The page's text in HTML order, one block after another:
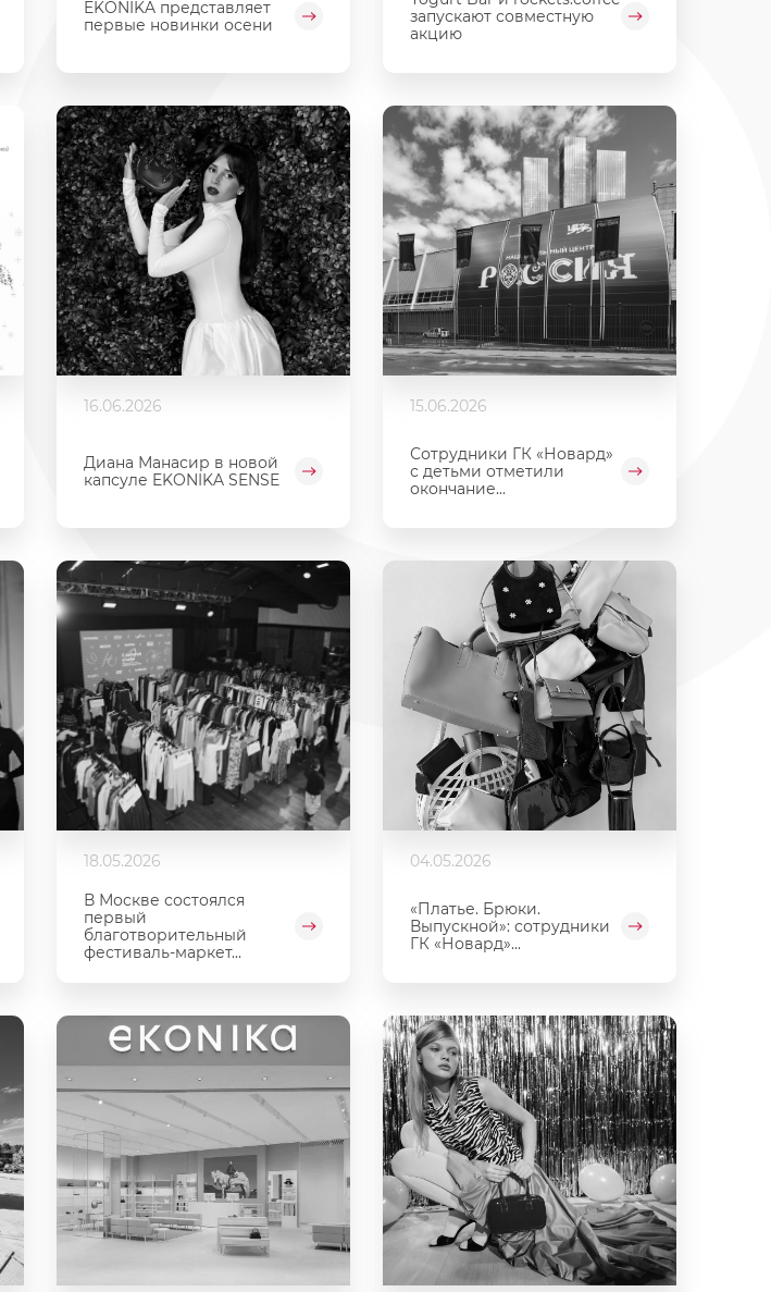
EKONIKA представляет
первые новинки осени
запускают совместную
акцию
16.06.2026
Диана Манасир в новой
капсуле EKONIKA SENSE
15.06.2026
Сотрудники ГК «Новард»
с детьми отметили
окончание...
18.05.2026
В Москве состоялся
первый
благотворительный
фестиваль‑маркет...
04.05.2026
«Платье. Брюки.
Выпускной»: сотрудники
ГК «Новард»...